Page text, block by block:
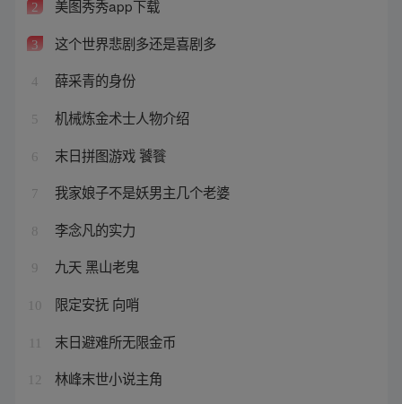
2 美图秀秀app下载
3 这个世界悲剧多还是喜剧多
4 薛采青的身份
5 机械炼金术士人物介绍
6 末日拼图游戏 饕餮
7 我家娘子不是妖男主几个老婆
8 李念凡的实力
9 九天 黑山老鬼
10 限定安抚 向哨
末日避难所无限金币
12 林峰末世小说主角